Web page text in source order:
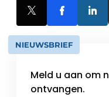
NIEUWSBRIEF
Meld u aan om
ontvangen.